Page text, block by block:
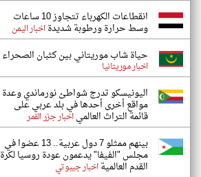
انقطاعات الكهرباء تتجاوز 10 ساعات
وسط حرارة ورطوبة شديدةاخبار اليمن
حياة شاب موريتاني بين كثبان الصحراء
اخبار موريتانيا
اليونيسكو تدرج شواطئ نورماندي وعدة
مواقع أخرى أحدها في بلد عربي على
قائمة التراث العالمياخبار جزر القمر
بينهم ممثلو 7 دول عربية.. 13 عضوا في
مجلس "الفيفا" يدعمون عودة روسيا لكرة
القدم العالميةاخبار جيبوتي